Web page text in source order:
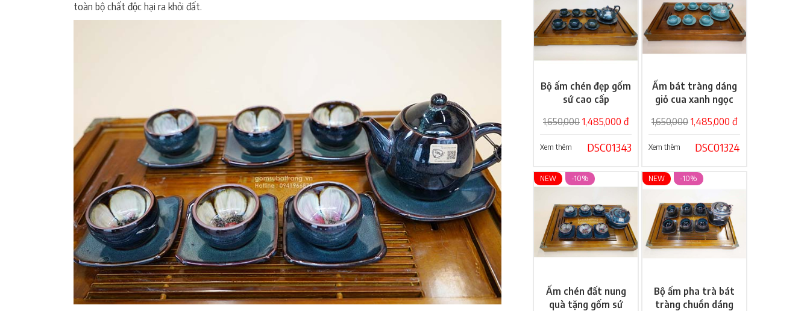
toàn bộ chất độc hại ra khỏi đất.
Giỏ hàng
Bộ ấm chén đẹp gốm
sứ cao cấp
1,650,000 1,485,000 đ
DSC01343
Xem thêm
Giỏ hàng
Ấm bát tràng dáng
giỏ cua xanh ngọc
1,650,000 1,485,000 đ
DSC01324
Xem thêm
Giỏ hàng
NEW -10%
Ấm chén đất nung
quà tặng gốm sứ
Giỏ hàng
NEW -10%
Bộ ấm pha trà bát
tràng chuồn dáng